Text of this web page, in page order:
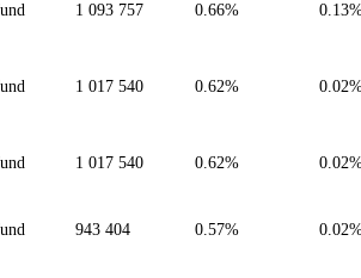
1 093 757 0.66%
1 017 540 0.62%
1 017 540 0.62%
943 404 0.57%